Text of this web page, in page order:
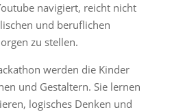
navigiert, reicht nicht
und beruflichen
zu stellen.
werden die Kinder
und Gestaltern. Sie lernen
logisches Denken und